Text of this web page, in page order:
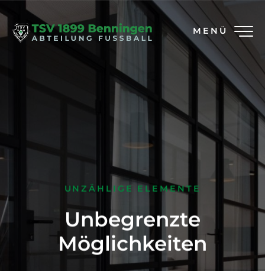
MENÜ
UNZÄHLIGE ELEMENTE
Unbegrenzte
Möglichkeiten